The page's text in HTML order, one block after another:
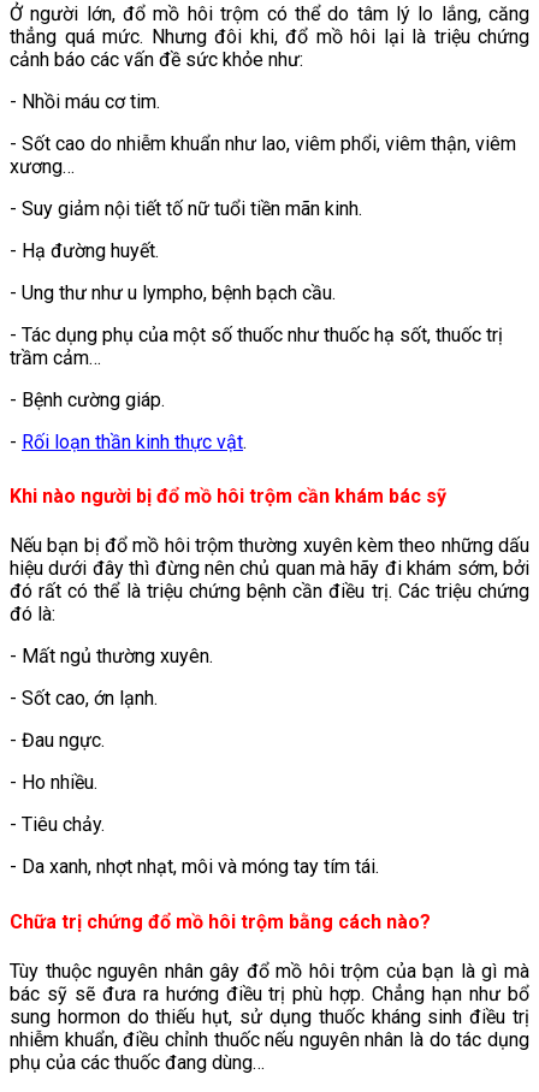
Ở người lớn, đổ mồ hôi trộm có thể do tâm lý lo lắng, căng
thẳng quá mức. Nhưng đôi khi, đổ mồ hôi lại là triệu chứng
cảnh báo các vấn đề sức khỏe như:
- Nhồi máu cơ tim.
- Sốt cao do nhiễm khuẩn như lao, viêm phổi, viêm thận, viêm
xương…
- Suy giảm nội tiết tố nữ tuổi tiền mãn kinh.
- Hạ đường huyết.
- Ung thư như u lympho, bệnh bạch cầu.
- Tác dụng phụ của một số thuốc như thuốc hạ sốt, thuốc trị
trầm cảm…
- Bệnh cường giáp.
- Rối loạn thần kinh thực vật.
Khi nào người bị đổ mồ hôi trộm cần khám bác sỹ
Nếu bạn bị đổ mồ hôi trộm thường xuyên kèm theo những dấu
hiệu dưới đây thì đừng nên chủ quan mà hãy đi khám sớm, bởi
đó rất có thể là triệu chứng bệnh cần điều trị. Các triệu chứng
đó là:
- Mất ngủ thường xuyên.
- Sốt cao, ớn lạnh.
- Đau ngực.
- Ho nhiều.
- Tiêu chảy.
- Da xanh, nhợt nhạt, môi và móng tay tím tái.
Chữa trị chứng đổ mồ hôi trộm bằng cách nào?
Tùy thuộc nguyên nhân gây đổ mồ hôi trộm của bạn là gì mà
bác sỹ sẽ đưa ra hướng điều trị phù hợp. Chẳng hạn như bổ
sung hormon do thiếu hụt, sử dụng thuốc kháng sinh điều trị
nhiễm khuẩn, điều chỉnh thuốc nếu nguyên nhân là do tác dụng
phụ của các thuốc đang dùng…